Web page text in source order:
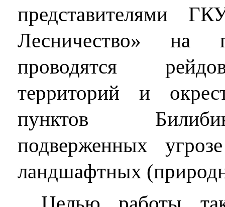
представителями
Лесничество» на
проводятся
территорий и
пунктов
подверженных
ландшафтных